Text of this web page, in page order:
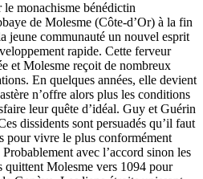
monachisme bénédictin
de Molesme (Côte-d’Or) à la fin
jeune communauté un nouvel esprit
rapide. Cette ferveur
et Molesme reçoit de nombreux
En quelques années, elle devient
n’offre alors plus les conditions
leur quête d’idéal. Guy et Guérin
dissidents sont persuadés qu’il faut
pour vivre le plus conformément
avec l’accord sinon les
quittent Molesme vers 1094 pour